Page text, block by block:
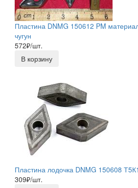
Пластина DNMG 150612 PM
чугун
572₽/шт.
В корзину
Пластина лодочка DNMG 150608
309₽/шт.